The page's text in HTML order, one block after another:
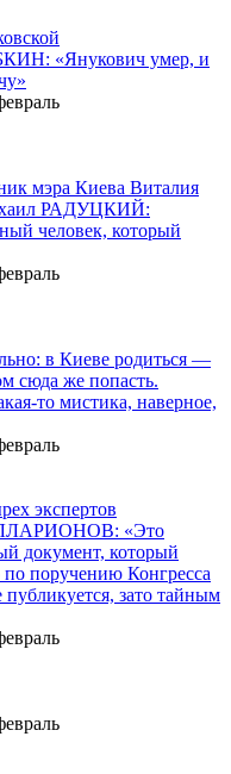
«Янукович умер, и
мэра Киева Виталия
РАДУЦКИЙ:
человек, который
в Киеве родиться —
сюда же попасть.
то мистика, наверное,
экспертов
ИЛЛАРИОНОВ: «Это
документ, который
по поручению Конгресса
зато тайным